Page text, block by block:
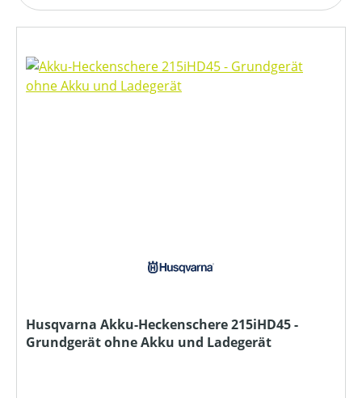
Husqvarna Akku-Heckenschere 215iHD45 -
Grundgerät ohne Akku und Ladegerät